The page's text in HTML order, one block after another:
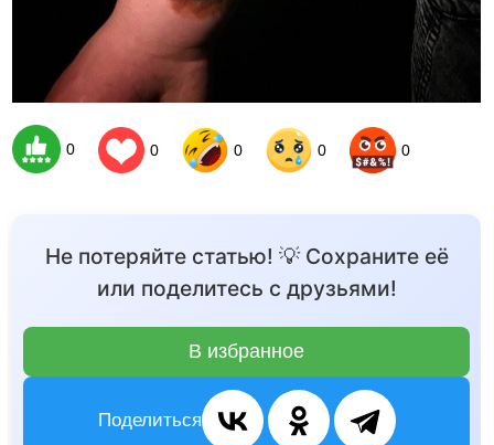
0 0 0 0 0
Не потеряйте статью! 💡 Сохраните её
или поделитесь с друзьями!
В избранное
Поделиться